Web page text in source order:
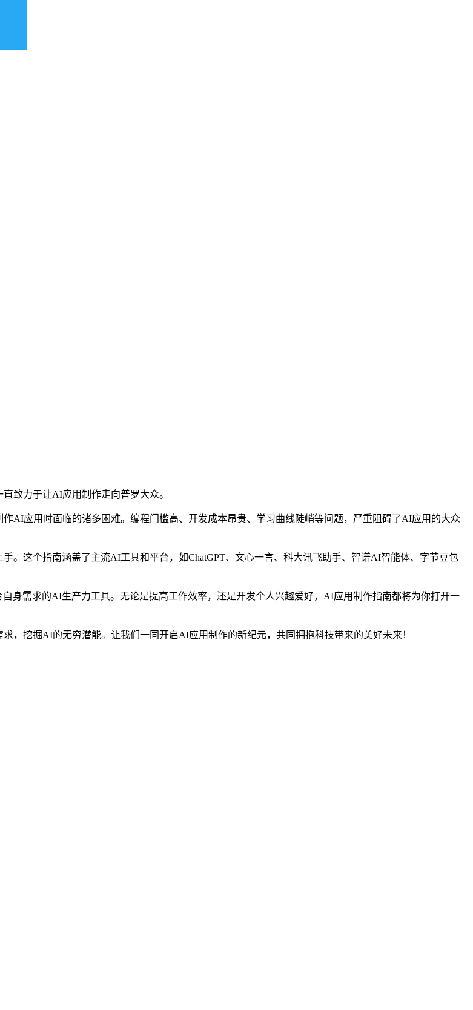
致力于让AI应用制作走向普罗大众。
AI应用时面临的诸多困难。编程门槛高、开发成本昂贵、学习曲线陡峭等问题，严重阻碍了AI应用的大众
。这个指南涵盖了主流AI工具和平台，如ChatGPT、文心一言、科大讯飞助手、智谱AI智能体、字节豆包
身需求的AI生产力工具。无论是提高工作效率，还是开发个人兴趣爱好，AI应用制作指南都将为你打开一
，挖掘AI的无穷潜能。让我们一同开启AI应用制作的新纪元，共同拥抱科技带来的美好未来！